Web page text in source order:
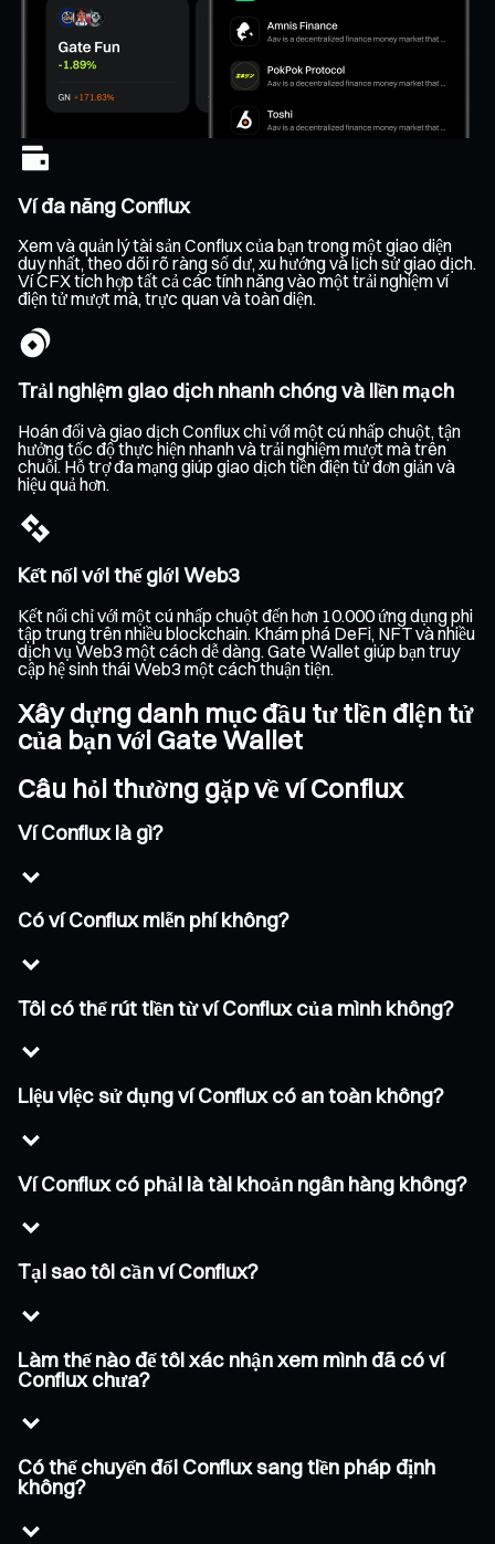
Ví đa năng Conflux
Xem và quản lý tài sản Conflux của bạn trong một giao diện
duy nhất, theo dõi rõ ràng số dư, xu hướng và lịch sử giao dịch.
Ví CFX tích hợp tất cả các tính năng vào một trải nghiệm ví
điện tử mượt mà, trực quan và toàn diện.
Trải nghiệm giao dịch nhanh chóng và liền mạch
Hoán đổi và giao dịch Conflux chỉ với một cú nhấp chuột, tận
hưởng tốc độ thực hiện nhanh và trải nghiệm mượt mà trên
chuỗi. Hỗ trợ đa mạng giúp giao dịch tiền điện tử đơn giản và
hiệu quả hơn.
Kết nối với thế giới Web3
Kết nối chỉ với một cú nhấp chuột đến hơn 10.000 ứng dụng phi
tập trung trên nhiều blockchain. Khám phá DeFi, NFT và nhiều
dịch vụ Web3 một cách dễ dàng. Gate Wallet giúp bạn truy
cập hệ sinh thái Web3 một cách thuận tiện.
Xây dựng danh mục đầu tư tiền điện tử
của bạn với Gate Wallet
Câu hỏi thường gặp về ví Conflux
Ví Conflux là gì?
Có ví Conflux miễn phí không?
Tôi có thể rút tiền từ ví Conflux của mình không?
Liệu việc sử dụng ví Conflux có an toàn không?
Ví Conflux có phải là tài khoản ngân hàng không?
Tại sao tôi cần ví Conflux?
Làm thế nào để tôi xác nhận xem mình đã có ví
Conflux chưa?
Có thể chuyển đổi Conflux sang tiền pháp định
không?